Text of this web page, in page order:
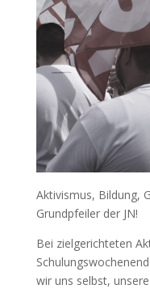
Aktivismus, Bildung,
Grundpfeiler der JN!
Bei zielgerichteten
wir uns selbst,